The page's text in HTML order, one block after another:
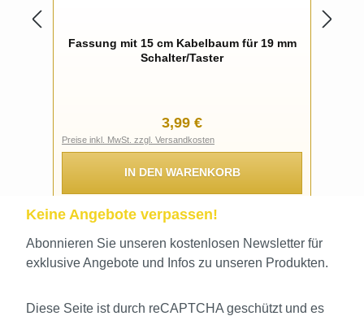
Fassung mit 15 cm Kabelbaum für 19 mm
Schalter/Taster
Regulärer Preis:
3,99 €
Preise inkl. MwSt. zzgl. Versandkosten
IN DEN WARENKORB
Keine Angebote verpassen!
Abonnieren Sie unseren kostenlosen Newsletter für
exklusive Angebote und Infos zu unseren Produkten.
Diese Seite ist durch reCAPTCHA geschützt und es